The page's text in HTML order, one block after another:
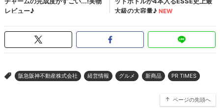
> 阪急阪神不動産株式会社 経営情報 グルメ 新商品 PR TIMES
ページの先頭へ